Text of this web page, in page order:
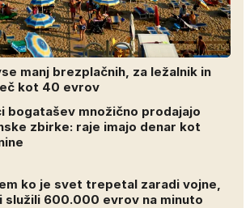
manj brezplačnih, za ležalnik in
kot 40 evrov
bogatašev množično prodajajo
zbirke: raje imajo denar kot
ko je svet trepetal zaradi vojne,
služili 600.000 evrov na minuto